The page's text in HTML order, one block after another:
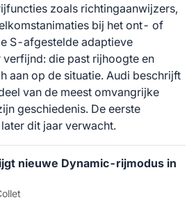
zoals richtingaanwijzers,
bij het ont- of
S-afgestelde adaptieve
die past rijhoogte en
aan op de situatie. Audi beschrijft
van de meest omvangrijke
geschiedenis. De eerste
dit jaar verwacht.
nieuwe Dynamic-rijmodus in